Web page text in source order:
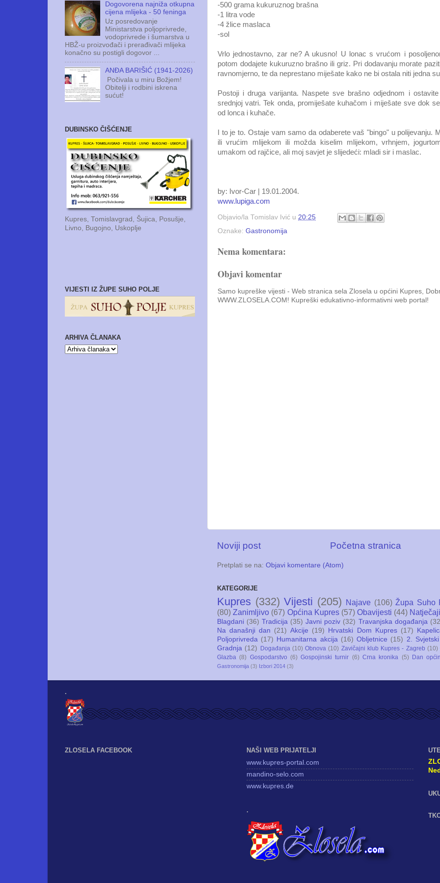
-500 grama kukuruznog brašna
-1 litra vode
-4 žlice maslaca
-sol
Vrlo jednostavno, zar ne? A ukusno! U lonac s vrućom i
potom dodajete kukuruzno brašno ili griz. Pri dodavanju morate
ravnomjerno, te da neprestano miješate kako ne bi ostala niti jedna
Postoji i druga varijanta. Naspete sve brašno odjednom i
srednjoj vatri. Tek onda, promiješate kuhačom i miješate sve dok
od lonca i kuhače.
I to je to. Ostaje vam samo da odaberete vaš "bingo" u polijevanju.
ili vrućim mlijekom ili možda kiselim mlijekom, vrhnjem,
umakom od rajčice, ali moj savjet je slijedeći: mladi sir i maslac.
by: Ivor-Car | 19.01.2004.
www.lupiga.com
Objavio/la Tomislav Ivić u 20:25
Oznake: Gastronomija
Nema komentara:
Objavi komentar
Samo kupreške vijesti - Web stranica sela Zlosela u općini Kupres,
WWW.ZLOSELA.COM! Kupreški edukativno-informativni web portal!
Noviji post Početna stranica
Pretplati se na: Objavi komentare (Atom)
KATEGORIJE
Kupres (332) Vijesti (205) Najave (106) Župa Suho
(80) Zanimljivo (67) Općina Kupres (57) Obavijesti (44) Natječaji
Blagdani (36) Tradicija (35) Javni poziv (32) Travanjska događanja
Na današnji dan (21) Akcije (19) Hrvatski Dom Kupres (17)
Poljoprivreda (17) Humanitarna akcija (16) Obljetnice (15) 2.
Gradnja (12) Događanja (10) Obnova (10) Zavičajni klub Kupres - Zagreb (10)
Glazba (8) Gospodarstvo (6) Gospojinski turnir (6) Crna kronika (5) Dan
Gastronomija (3) Izbori 2014 (3)
Dogovorena najniža otkupna
cijena mlijeka - 50 feninga
Uz posredovanje
Ministarstva poljoprivrede,
vodoprivrede i šumarstva u
HBŽ-u proizvođači i prerađivači mlijeka
konačno su postigli dogovor ...
ANĐA BARIŠIĆ (1941-2026)
Počivala u miru Božjem!
Obitelji i rodbini iskrena
sućut!
DUBINSKO ČIŠĆENJE
Kupres, Tomislavgrad, Šujica, Posušje,
Livno, Bugojno, Uskoplje
VIJESTI IZ ŽUPE SUHO POLJE
ARHIVA ČLANAKA
.
ZLOSELA FACEBOOK
NAŠI WEB PRIJATELJI
www.kupres-portal.com
mandino-selo.com
www.kupres.de
.